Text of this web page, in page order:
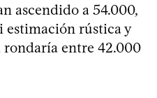
ascendido a 54.000,
estimación rústica y
rondaría entre 42.000